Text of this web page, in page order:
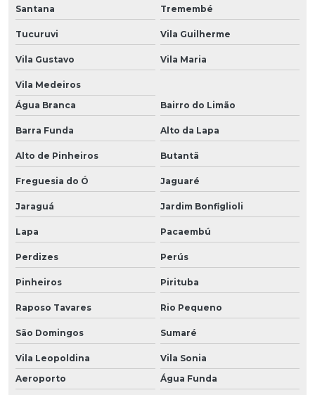
Santana Tremembé
Tucuruvi Vila Guilherme
Vila Gustavo Vila Maria
Vila Medeiros
Água Branca
Bairro do Limão
Barra Funda Alto da Lapa
Alto de Pinheiros Butantã
Freguesia do Ó Jaguaré
Jaraguá Jardim Bonfiglioli
Lapa Pacaembú
Perdizes Perús
Pinheiros Pirituba
Raposo Tavares Rio Pequeno
São Domingos Sumaré
Vila Leopoldina
Vila Sonia
Aeroporto
Água Funda